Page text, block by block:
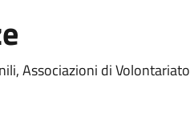
Associazioni di